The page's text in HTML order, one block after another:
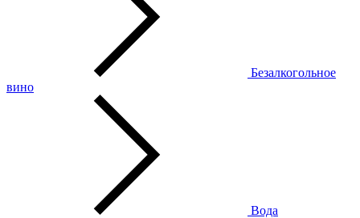
Безалкогольное
вино
Вода